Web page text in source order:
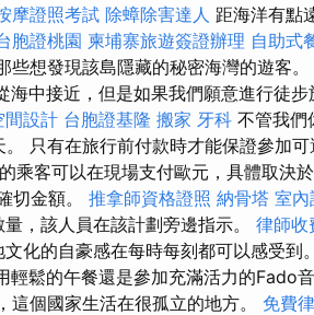
摩證照考試 除蟑除害達人 距海洋有點
胞證桃園 柬埔寨旅遊簽證辦理 自助式
想發現該島隱藏的秘密海灣的遊客。
海中接近，但是如果我們願意進行徒步
間設計 台胞證基隆 搬家 牙科 不管我們
只有在旅行前付款時才能保證參加可
乘客可以在現場支付歐元，具體取決
切金額。 推拿師資格證照 納骨塔 室內
，該人員在該計劃旁邊指示。 律師收
化的自豪感在每時每刻都可以感受到。
輕鬆的午餐還是參加充滿活力的Fado
個國家生活在很孤立的地方。 免費